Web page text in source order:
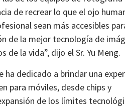
de recrear lo que el ojo
sean más accesibles
de la mejor tecnología de
la vida”, dijo el Sr. Yu Meng.
dedicado a brindar una
para móviles, desde chips y
de los límites